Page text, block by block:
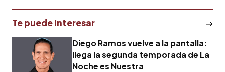
Te puede interesar
Diego Ramos vuelve a la pantalla:
llega la segunda temporada de La
Noche es Nuestra